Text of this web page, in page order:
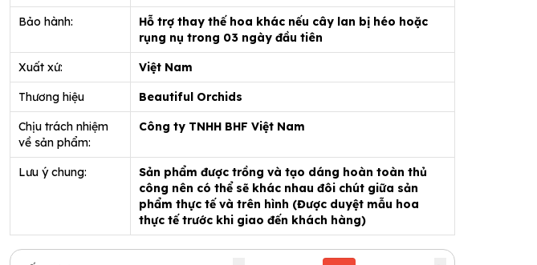
Bảo hành:
Hỗ trợ thay thế hoa khác nếu cây lan bị héo hoặc
rụng nụ trong 03 ngày đầu tiên
Xuất xứ: Việt Nam
Thương hiệu Beautiful Orchids
Chịu trách nhiệm
về sản phẩm:
Công ty TNHH BHF Việt Nam
Lưu ý chung:
Sản phẩm được trồng và tạo dáng hoàn toàn thủ
công nên có thể sẽ khác nhau đôi chút giữa sản
phẩm thực tế và trên hình (Được duyệt mẫu hoa
thực tế trước khi giao đến khách hàng)